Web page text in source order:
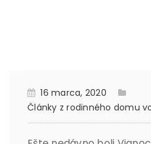
16 marca, 2020
Články z rodinného domu